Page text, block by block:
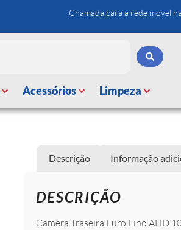
Chamada para a rede móvel
Acessórios Limpeza
Descrição Informação
DESCRIÇÃO
Camera Traseira Furo Fino AHD